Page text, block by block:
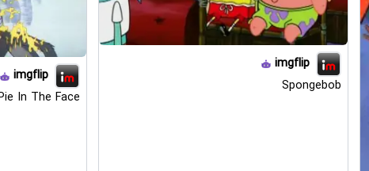
imgflip
Spongebob
imgflip
In The Face